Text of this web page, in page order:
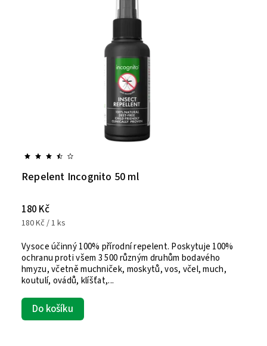
Repelent Incognito 50 ml
180 Kč
180 Kč / 1 ks
Do košíku
Vysoce účinný 100% přírodní repelent. Poskytuje 100%
ochranu proti všem 3 500 různým druhům bodavého
hmyzu, včetně muchniček, moskytů, vos, včel, much,
koutulí, ovádů, klíšťat,...